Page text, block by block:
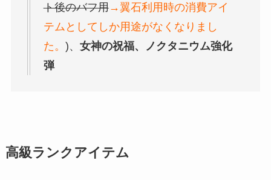
ト後のバフ用→翼石利用時の消費アイ
テムとしてしか用途がなくなりまし
た。 )、 女神の祝福、ノクタニウム強化
弾
高級ランクアイテム